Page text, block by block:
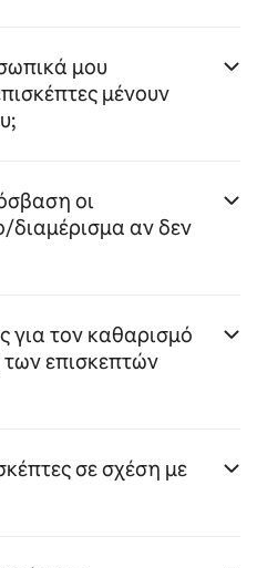
μου
μένουν
οι
διαμέρισμα αν δεν
για τον καθαρισμό
επισκεπτών
σε σχέση με